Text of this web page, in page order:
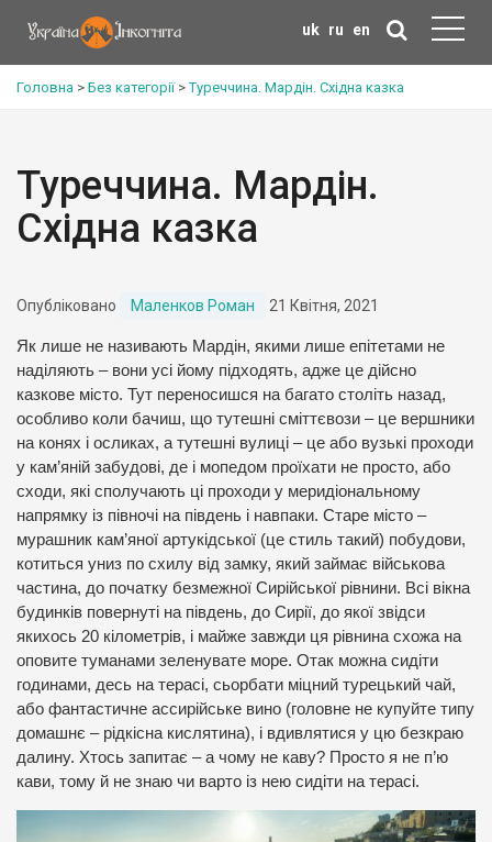
uk ru en
Головна > Без категорії>Туреччина. Мардін. Східна казка
Туреччина. Мардін.
Східна казка
Опубліковано Маленков Роман 21 Квітня, 2021
Як лише не називають Мардін, якими лише епітетами не
наділяють – вони усі йому підходять, адже це дійсно
казкове місто. Тут переносишся на багато століть назад,
особливо коли бачиш, що тутешні сміттєвози – це вершники
на конях і осликах, а тутешні вулиці – це або вузькі проходи
у кам’яній забудові, де і мопедом проїхати не просто, або
сходи, які сполучають ці проходи у меридіональному
напрямку із півночі на південь і навпаки. Старе місто –
мурашник кам’яної артукідської (це стиль такий) побудови,
котиться униз по схилу від замку, який займає військова
частина, до початку безмежної Сирійської рівнини. Всі вікна
будинків повернуті на південь, до Сирії, до якої звідси
якихось 20 кілометрів, і майже завжди ця рівнина схожа на
оповите туманами зеленувате море. Отак можна сидіти
годинами, десь на терасі, сьорбати міцний турецький чай,
або фантастичне ассирійське вино (головне не купуйте типу
домашнє – рідкісна кислятина), і вдивлятися у цю безкраю
далину. Хтось запитає – а чому не каву? Просто я не п’ю
кави, тому й не знаю чи варто із нею сидіти на терасі.